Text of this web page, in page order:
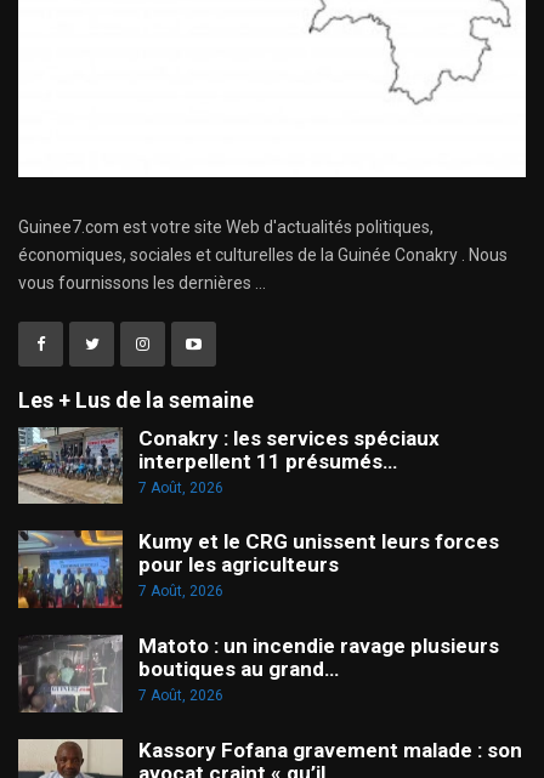
Guinee7.com est votre site Web d'actualités politiques,
économiques, sociales et culturelles de la Guinée Conakry . Nous
vous fournissons les dernières ...
Les + Lus de la semaine
Conakry : les services spéciaux
interpellent 11 présumés…
7 Août, 2026
Kumy et le CRG unissent leurs forces
pour les agriculteurs
7 Août, 2026
Matoto : un incendie ravage plusieurs
boutiques au grand…
7 Août, 2026
Kassory Fofana gravement malade : son
avocat craint « qu’il…